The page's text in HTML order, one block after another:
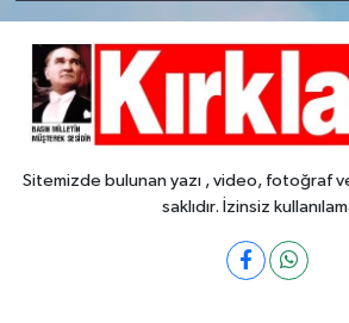
Sitemizde bulunan yazı , video, fotoğraf
saklıdır. İzinsiz